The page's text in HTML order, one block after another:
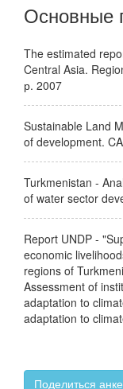
Основные
The estimated
Central Asia.
р. 2007
Sustainable Land
of development.
Turkmenistan -
of water sector
Report UNDP -
economic
regions of
Assessment of
adaptation to
adaptation to
Поделиться